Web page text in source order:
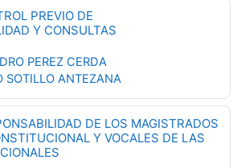
PREVIO DE
Y CONSULTAS
PEREZ CERDA
SOTILLO ANTEZANA
DE LOS MAGISTRADOS
Y VOCALES DE LAS